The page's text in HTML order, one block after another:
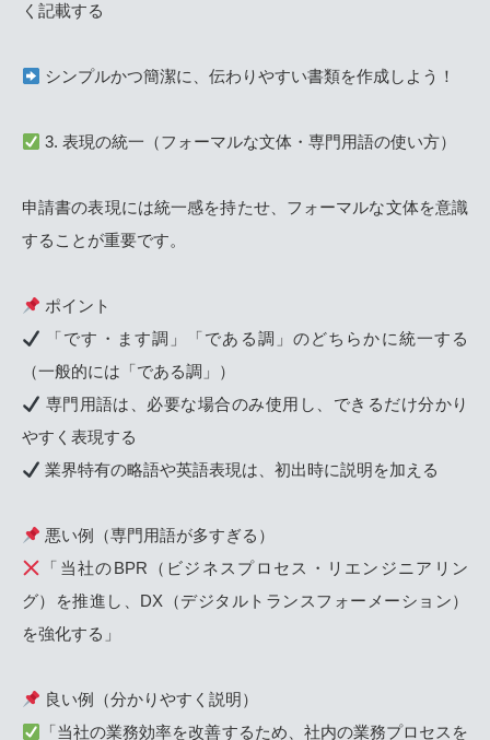
く記載する
シンプルかつ簡潔に、伝わりやすい書類を作成しよう！
3. 表現の統一（フォーマルな文体・専門用語の使い方）
申請書の表現には統一感を持たせ、フォーマルな文体を意識
することが重要です。
ポイント
「です・ます調」「である調」のどちらかに統一する
（一般的には「である調」）
専門用語は、必要な場合のみ使用し、できるだけ分かり
やすく表現する
業界特有の略語や英語表現は、初出時に説明を加える
悪い例（専門用語が多すぎる）
「当社のBPR（ビジネスプロセス・リエンジニアリン
グ）を推進し、DX（デジタルトランスフォーメーション）
を強化する」
良い例（分かりやすく説明）
「当社の業務効率を改善するため、社内の業務プロセスを